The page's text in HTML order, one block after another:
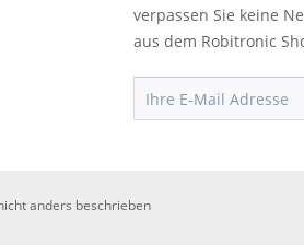
verpassen Sie keine
aus dem Robitronic
anders beschrieben